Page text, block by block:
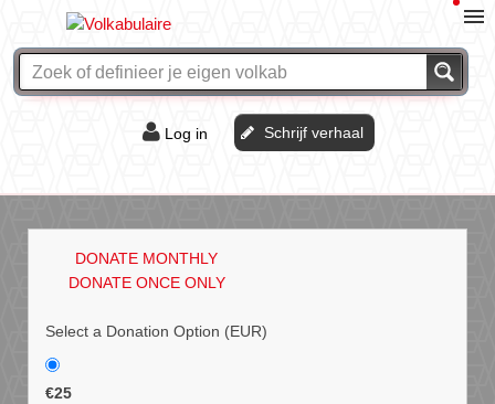
Log in Schrijf verhaal
DONATE MONTHLY
DONATE ONCE ONLY
Select a Donation Option (EUR)
€25